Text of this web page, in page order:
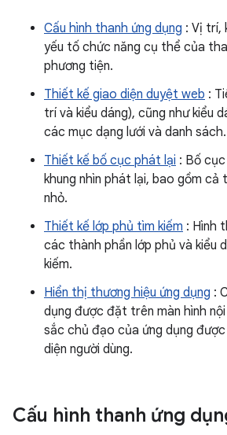
Cấu hình thanh ứng dụng : Vị trí,
yếu tố chức năng cụ thể của
phương tiện.
Thiết kế giao diện duyệt web :
trí và kiểu dáng), cũng như kiểu
các mục dạng lưới và danh sách.
Thiết kế bố cục phát lại : Bố
khung nhìn phát lại, bao gồm cả
nhỏ.
Thiết kế lớp phủ tìm kiếm : Hình
các thành phần lớp phủ và kiểu
kiếm.
Hiển thị thương hiệu ứng dụng :
dụng được đặt trên màn hình
sắc chủ đạo của ứng dụng
diện người dùng.
Cấu hình thanh ứng